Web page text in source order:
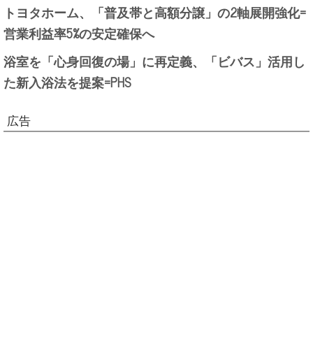
トヨタホーム、「普及帯と高額分譲」の2軸展開強化=
営業利益率5%の安定確保へ
浴室を「心身回復の場」に再定義、「ビバス」活用し
た新入浴法を提案=PHS
広告